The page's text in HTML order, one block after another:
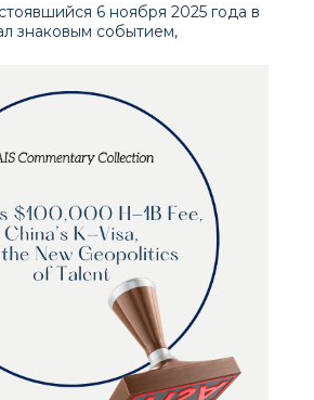
6 ноября 2025 года в
знаковым событием,
республиками.
десятой годовщине создания
прошедший на
в Белом доме